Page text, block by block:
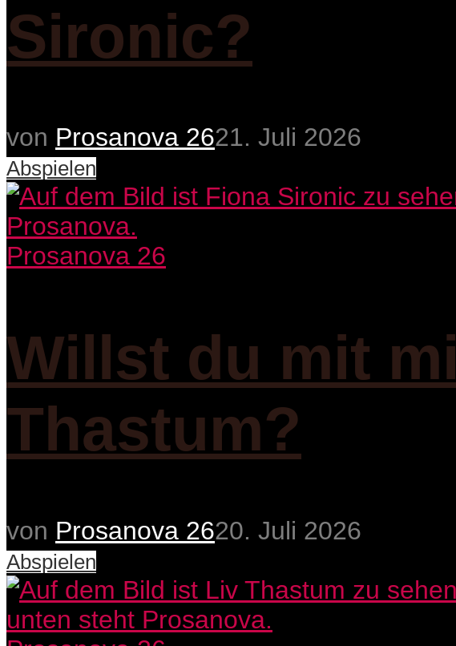
Sironic?
von Prosanova 2621. Juli 2026
Abspielen
Prosanova 26
Willst du mit
Thastum?
von Prosanova 2620. Juli 2026
Abspielen